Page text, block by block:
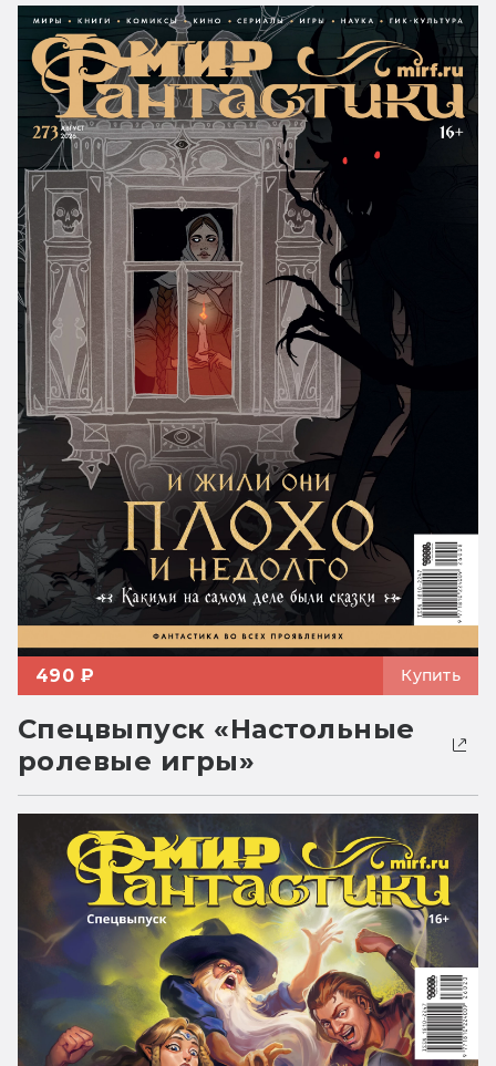
490 ₽ Купить
Спецвыпуск «Настольные
ролевые игры»